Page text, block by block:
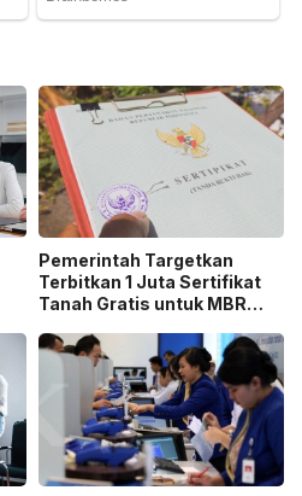
Pemerintah Targetkan
Terbitkan 1 Juta Sertifikat
Tanah Gratis untuk MBR